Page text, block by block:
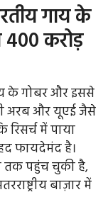
गाय के
करोड़
के गोबर और इससे
अरब और यूएई जैसे
में पाया
फायदेमंद है।
तक पहुंच चुकी है,
बाज़ार में